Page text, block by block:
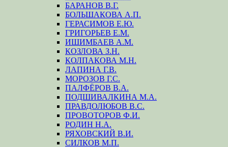
БАРАНОВ В.Г.
БОЛЬШАКОВА А.П.
ГЕРАСИМОВ Е.Ю.
ГРИГОРЬЕВ Е.М.
ИШИМБАЕВ А.М.
КОЗЛОВА З.Н.
КОЛПАКОВА М.Н.
ЛАПИНА Г.В.
МОРОЗОВ Г.С.
ПАЛФЁРОВ В.А.
ПОДШИВАЛКИНА М.А.
ПРАВДОЛЮБОВ В.С.
ПРОВОТОРОВ Ф.И.
РОДИН Н.А.
РЯХОВСКИЙ В.И.
СИЛКОВ М.П.